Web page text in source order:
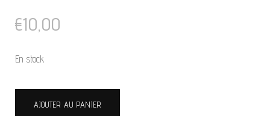
€10,00
En stock
quantité
AJOUTER AU PANIER